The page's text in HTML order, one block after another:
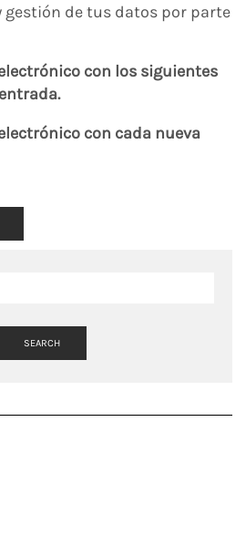
de tus datos por parte
con los siguientes
con cada nueva
SEARCH